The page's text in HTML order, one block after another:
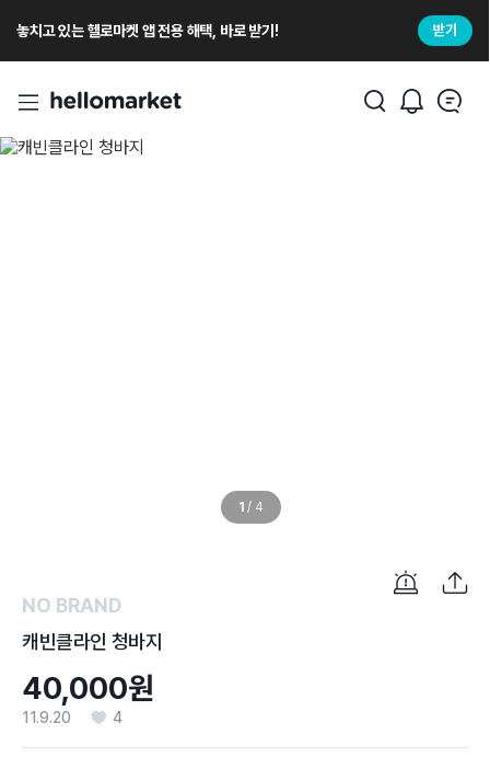
놓치고 있는 헬로마켓 앱 전용 해택, 바로 받기! 받기
1 / 4
NO BRAND
캐빈클라인 청바지
40,000원
11.9.20 4